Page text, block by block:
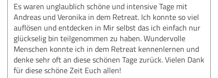
Es waren unglaublich schöne und intensive Tage mit
Andreas und Veronika in dem Retreat. Ich konnte so viel
auflösen und entdecken in Mir selbst das ich einfach nur
glückselig bin teilgenommen zu haben. Wundervolle
Menschen konnte ich in dem Retreat kennenlernen und
denke sehr oft an diese schönen Tage zurück. Vielen Dank
für diese schöne Zeit Euch allen!